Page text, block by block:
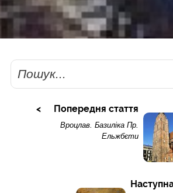
Пошук
Попередня стаття
Вроцлав. Базиліка Пр.
Ельжбєти